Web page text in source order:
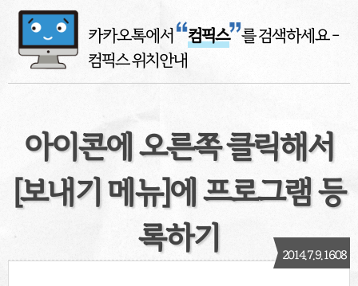
카카오톡에서 컴픽스 를 검색하세요-
컴픽스 위치안내
아이콘에 오른쪽 클릭해서
[보내기 메뉴]에 프로그램 등
록하기
2014. 7. 9. 16:08